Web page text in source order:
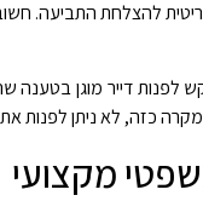
להצלחת התביעה.
לפנות דייר מוגן
כזה, לא ניתן לפנות את
מקצועי